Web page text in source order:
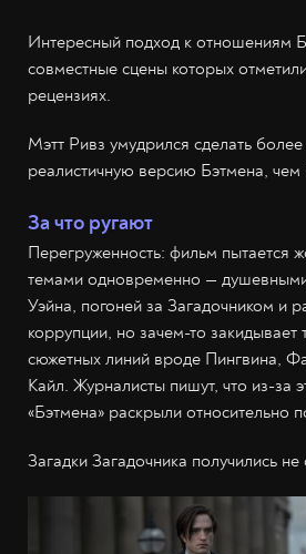
Интересный подход к отношениям
совместные сцены которых
рецензиях.
Мэтт Ривз умудрился сделать
реалистичную версию Бэтмена,
За что ругают
Перегруженность: фильм пытается
темами одновременно —
Уэйна, погоней за Загадочником и
коррупции, но зачем-то закидывает
сюжетных линий вроде Пингвина,
Кайл. Журналисты пишут, что из-за
«Бэтмена» раскрыли относительно
Загадки Загадочника получились